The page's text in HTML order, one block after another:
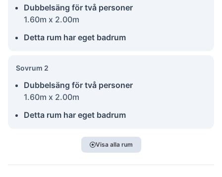
Dubbelsäng för två personer
1.60m x 2.00m
Detta rum har eget badrum
Sovrum 2
Dubbelsäng för två personer
1.60m x 2.00m
Detta rum har eget badrum
Visa alla rum